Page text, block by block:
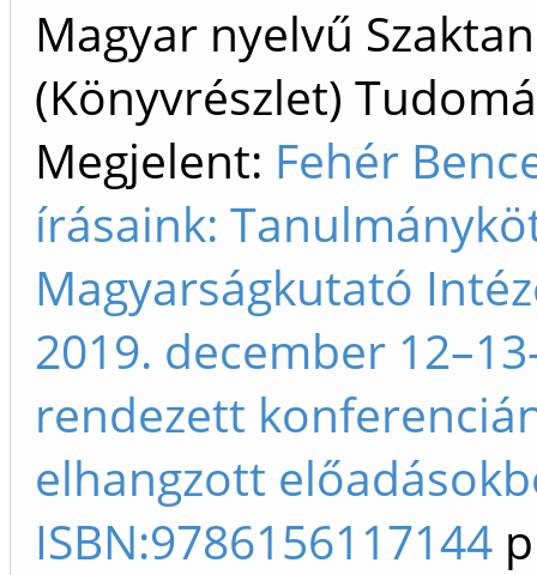
Magyar nyelvű
(Könyvrészlet)
Megjelent: Fehér
írásaink:
Magyarságkutató
2019. december
rendezett
elhangzott
ISBN:9786156117144